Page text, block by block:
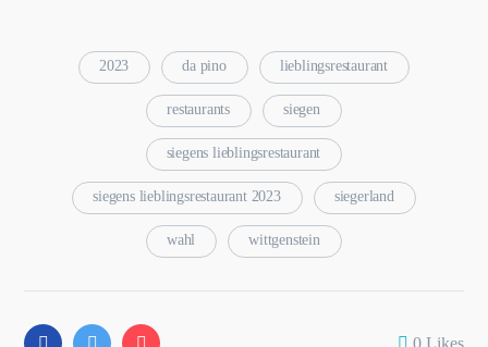
2023 da pino lieblingsrestaurant
restaurants siegen
siegens lieblingsrestaurant
siegens lieblingsrestaurant 2023 siegerland
wahl wittgenstein
0 Likes